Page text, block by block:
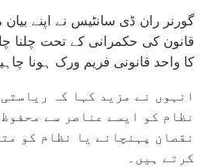
گورنر ران ڈی سانٹیس نے اپنے
قانون کی حکمرانی کے تحت چلنا
کا واحد قانونی فریم ورک ہونا
انہوں نے مزید کہا کہ
نظام کو ایسے عناصر سے
نقصان پہنچانے یا نظام کو
کرتے ہیں۔